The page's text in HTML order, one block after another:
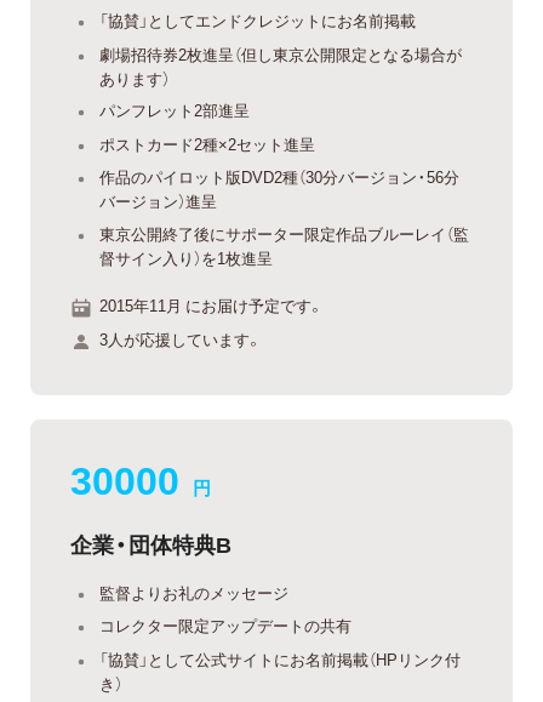
「協賛」としてエンドクレジットにお名前掲載
劇場招待券2枚進呈（但し東京公開限定となる場合が
あります）
パンフレット2部進呈
ポストカード2種×2セット進呈
作品のパイロット版DVD2種（30分バージョン・56分
バージョン）進呈
東京公開終了後にサポーター限定作品ブルーレイ（監
督サイン入り）を1枚進呈
2015年11月 にお届け予定です。
3人が応援しています。
30000 円
企業・団体特典B
監督よりお礼のメッセージ
コレクター限定アップデートの共有
「協賛」として公式サイトにお名前掲載（HPリンク付
き）